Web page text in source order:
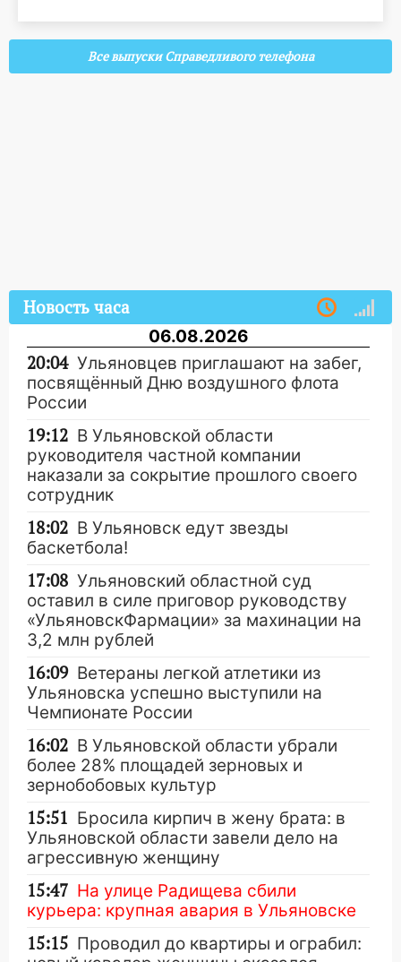
Все выпуски Справедливого телефона
Новость часа
06.08.2026
20:04 Ульяновцев приглашают на забег,
посвящённый Дню воздушного флота
России
19:12 В Ульяновской области
руководителя частной компании
наказали за сокрытие прошлого своего
сотрудник
18:02 В Ульяновск едут звезды
баскетбола!
17:08 Ульяновский областной суд
оставил в силе приговор руководству
«УльяновскФармации» за махинации на
3,2 млн рублей
16:09 Ветераны легкой атлетики из
Ульяновска успешно выступили на
Чемпионате России
16:02 В Ульяновской области убрали
более 28% площадей зерновых и
зернобобовых культур
15:51 Бросила кирпич в жену брата: в
Ульяновской области завели дело на
агрессивную женщину
15:47 На улице Радищева сбили
курьера: крупная авария в Ульяновске
15:15 Проводил до квартиры и ограбил: